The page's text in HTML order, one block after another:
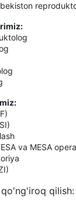
va MESA
qilish: